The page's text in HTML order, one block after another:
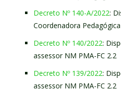
Decreto Nº 140-A/2022:
Coordenadora Pedagógica
Decreto Nº 140/2022:
assessor NM PMA-FC 2.2
Decreto Nº 139/2022:
assessor NM PMA-FC 2.2